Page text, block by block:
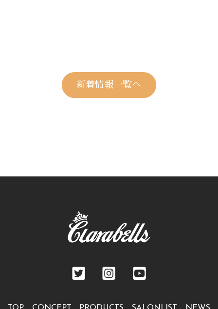
新着情報一覧へ